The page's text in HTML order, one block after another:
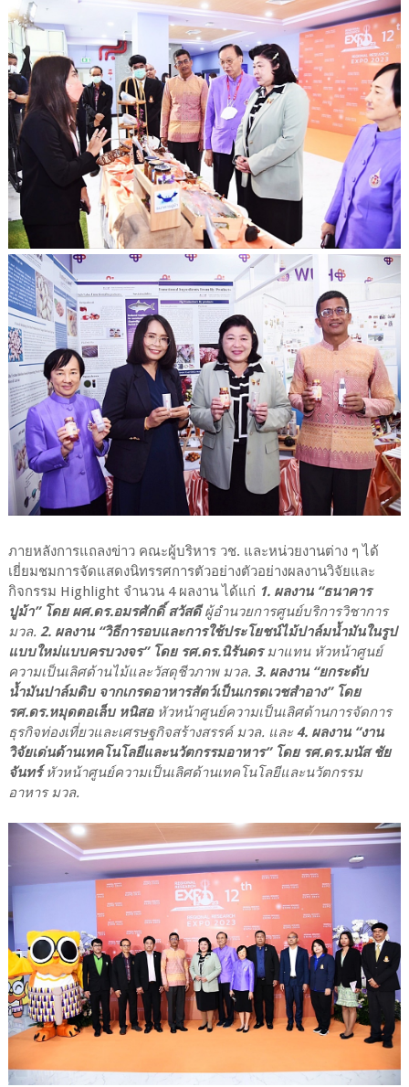
ภายหลังการแถลงข่าว คณะผู้บริหาร วช. และหน่วยงานต่าง ๆ ได้
เยี่ยมชมการจัดแสดงนิทรรศการตัวอย่างตัวอย่างผลงานวิจัยและ
กิจกรรม Highlight จำนวน 4 ผลงาน ได้แก่ 1. ผลงาน “ธนาคาร
ปูม้า” โดย ผศ.ดร.อมรศักดิ์ สวัสดีผู้อำนวยการศูนย์บริการวิชาการ
มวล. 2. ผลงาน “วิธีการอบและการใช้ประโยชน์ไม้ปาล์มน้ำมันในรูป
แบบใหม่แบบครบวงจร” โดย รศ.ดร.นิรันดรมาแทน หัวหน้าศูนย์
ความเป็นเลิศด้านไม้และวัสดุชีวภาพ มวล. 3. ผลงาน “ยกระดับ
น้ำมันปาล์มดิบ จากเกรดอาหารสัตว์เป็นเกรดเวชสำอาง” โดย
รศ.ดร.หมุดตอเล็บ หนิสอ หัวหน้าศูนย์ความเป็นเลิศด้านการจัดการ
ธุรกิจท่องเที่ยวและเศรษฐกิจสร้างสรรค์ มวล. และ4. ผลงาน “งาน
วิจัยเด่นด้านเทคโนโลยีและนวัตกรรมอาหาร” โดย รศ.ดร.มนัส ชัย
จันทร์หัวหน้าศูนย์ความเป็นเลิศด้านเทคโนโลยีและนวัตกรรม
อาหาร มวล.